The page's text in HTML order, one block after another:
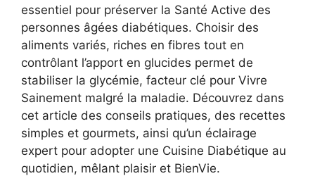
essentiel pour préserver la Santé Active des
personnes âgées diabétiques. Choisir des
aliments variés, riches en fibres tout en
contrôlant l’apport en glucides permet de
stabiliser la glycémie, facteur clé pour Vivre
Sainement malgré la maladie. Découvrez dans
cet article des conseils pratiques, des recettes
simples et gourmets, ainsi qu’un éclairage
expert pour adopter une Cuisine Diabétique au
quotidien, mêlant plaisir et BienVie.